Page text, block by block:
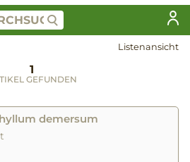
Listenansicht
1
GEFUNDEN
demersum